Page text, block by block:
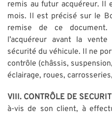
remis au futur acquéreur. Il
mois. Il est précisé sur le
remise de ce document.
l’acquéreur avant la
sécurité du véhicule. Il ne
contrôle (châssis,
éclairage, roues,
VIII. CONTRÔLE DE
à-vis de son client, à